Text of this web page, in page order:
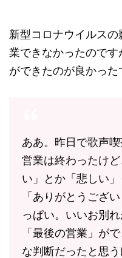
新型コロナウイルス
業できなかったのです
ができたのが良かった
ああ。昨日で歌声
営業は終わったけ
い」とか「悲しい」
「ありがとうござ
っぱい。いいお別
「最後の営業」が
な判断だったと思う